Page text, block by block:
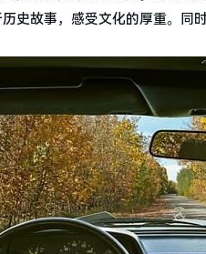
史故事，感受文化的厚重。